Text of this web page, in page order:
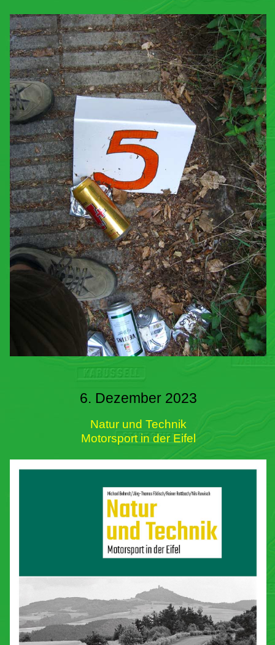
6. Dezember 2023
Natur und Technik
Motorsport in der Eifel